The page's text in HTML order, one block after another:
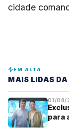
cidade
EM ALTA
MAIS LIDAS
01/08/
para